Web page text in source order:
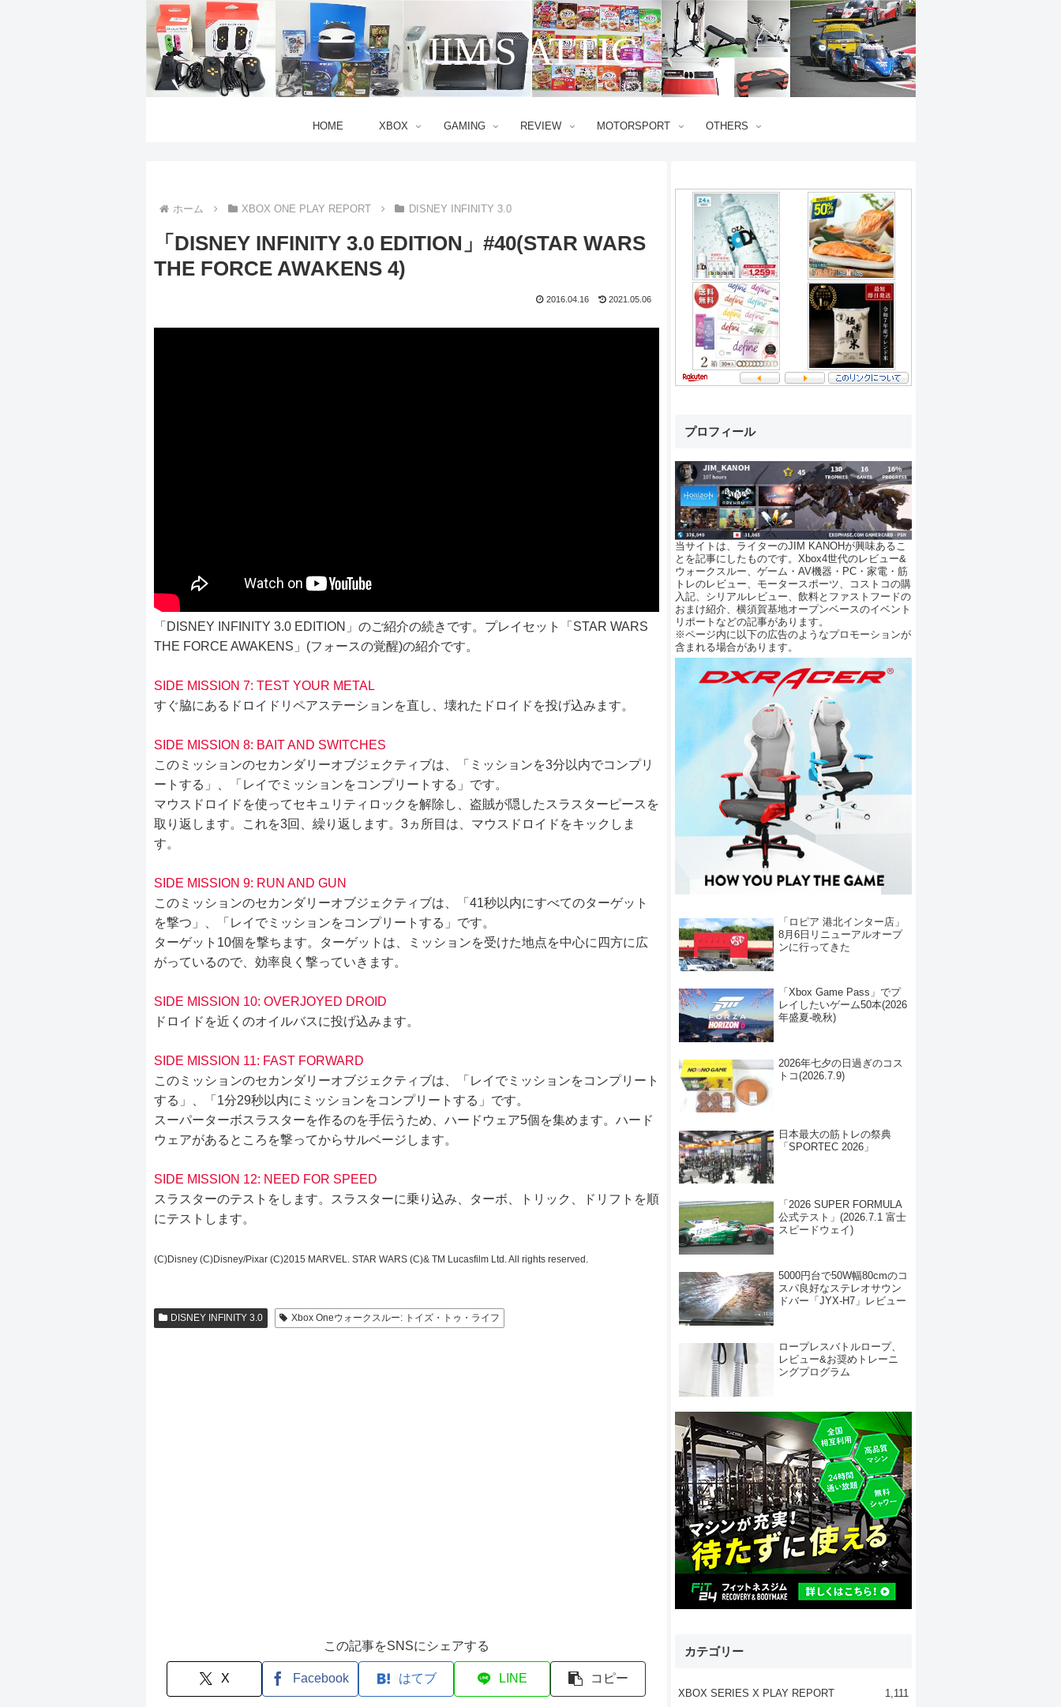
JIM'S ATTIC
HOME XBOX GAMING REVIEW MOTORSPORT OTHERS
ホーム XBOX ONE PLAY REPORT DISNEY INFINITY 3.0
「DISNEY INFINITY 3.0 EDITION」#40(STAR WARS
THE FORCE AWAKENS 4)
2016.04.16 2021.05.06
「DISNEY INFINITY 3.0 EDITION」のご紹介の続きです。プレイセット「STAR WARS
THE FORCE AWAKENS」(フォースの覚醒)の紹介です。
SIDE MISSION 7: TEST YOUR METAL
すぐ脇にあるドロイドリペアステーションを直し、壊れたドロイドを投げ込みます。
SIDE MISSION 8: BAIT AND SWITCHES
このミッションのセカンダリーオブジェクティブは、「ミッションを3分以内でコンプリ
ートする」、「レイでミッションをコンプリートする」です。
マウスドロイドを使ってセキュリティロックを解除し、盗賊が隠したスラスターピースを
取り返します。これを3回、繰り返します。3ヵ所目は、マウスドロイドをキックしま
す。
SIDE MISSION 9: RUN AND GUN
このミッションのセカンダリーオブジェクティブは、「41秒以内にすべてのターゲット
を撃つ」、「レイでミッションをコンプリートする」です。
ターゲット10個を撃ちます。ターゲットは、ミッションを受けた地点を中心に四方に広
がっているので、効率良く撃っていきます。
SIDE MISSION 10: OVERJOYED DROID
ドロイドを近くのオイルバスに投げ込みます。
SIDE MISSION 11: FAST FORWARD
このミッションのセカンダリーオブジェクティブは、「レイでミッションをコンプリート
する」、「1分29秒以内にミッションをコンプリートする」です。
スーパーターボスラスターを作るのを手伝うため、ハードウェア5個を集めます。ハード
ウェアがあるところを撃ってからサルベージします。
SIDE MISSION 12: NEED FOR SPEED
スラスターのテストをします。スラスターに乗り込み、ターボ、トリック、ドリフトを順
にテストします。
(C)Disney (C)Disney/Pixar (C)2015 MARVEL. STAR WARS (C)& TM Lucasfilm Ltd. All rights reserved.
DISNEY INFINITY 3.0 Xbox Oneウォークスルー: トイズ・トゥ・ライフ
この記事をSNSにシェアする
X Facebook はてブ LINE コピー
プロフィール
当サイトは、ライターのJIM KANOHが興味あるこ
とを記事にしたものです。Xbox4世代のレビュー&
ウォークスルー、ゲーム・AV機器・PC・家電・筋
トレのレビュー、モータースポーツ、コストコの購
入記、シリアルレビュー、飲料とファストフードの
おまけ紹介、横須賀基地オープンベースのイベント
リポートなどの記事があります。
※ページ内に以下の広告のようなプロモーションが
含まれる場合があります。
「ロピア 港北インター店」
8月6日リニューアルオープ
ンに行ってきた
「Xbox Game Pass」でプ
レイしたいゲーム50本(2026
年盛夏-晩秋)
2026年七夕の日過ぎのコス
トコ(2026.7.9)
日本最大の筋トレの祭典
「SPORTEC 2026」
「2026 SUPER FORMULA
公式テスト」(2026.7.1 富士
スピードウェイ)
5000円台で50W幅80cmのコ
スパ良好なステレオサウン
ドバー「JYX-H7」レビュー
ロープレスバトルロープ、
レビュー&お奨めトレーニ
ングプログラム
カテゴリー
XBOX SERIES X PLAY REPORT 1,111